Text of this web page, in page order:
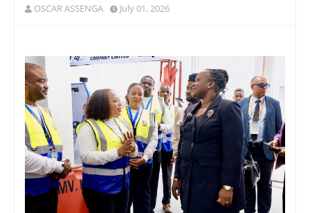
OSCAR ASSENGA July 01, 2026